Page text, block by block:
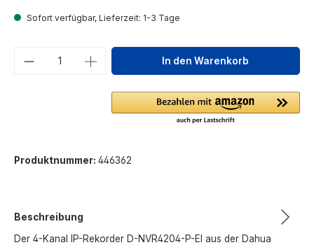
Sofort verfügbar, Lieferzeit: 1-3 Tage
Produkt Anzahl: Gib denIn den Warenkorb
Produktnummer: 446362
Beschreibung
Der 4-Kanal IP-Rekorder D-NVR4204-P-EI aus der Dahua